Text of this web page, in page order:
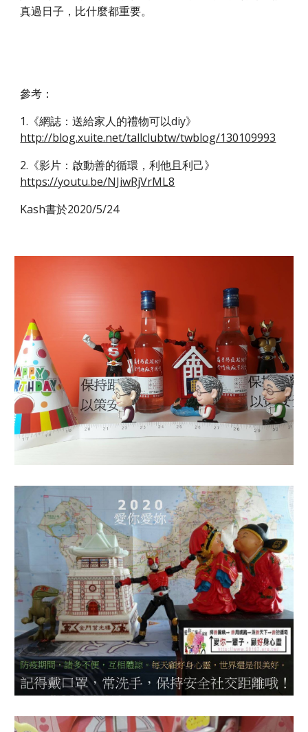
真過日子，比什麼都重要。
參考：
http://blog.xuite.net/tallclubtw/twblog/130109993
https://youtu.be/NJiwRjVrML8
Kash書於2020/5/24